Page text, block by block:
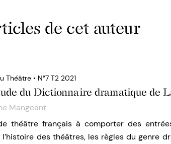
de cet auteur
Théâtre • N°7 T2 2021
du Dictionnaire dramatique de
Mangeant
théâtre français à comporter des
des théâtres, les règles du genre